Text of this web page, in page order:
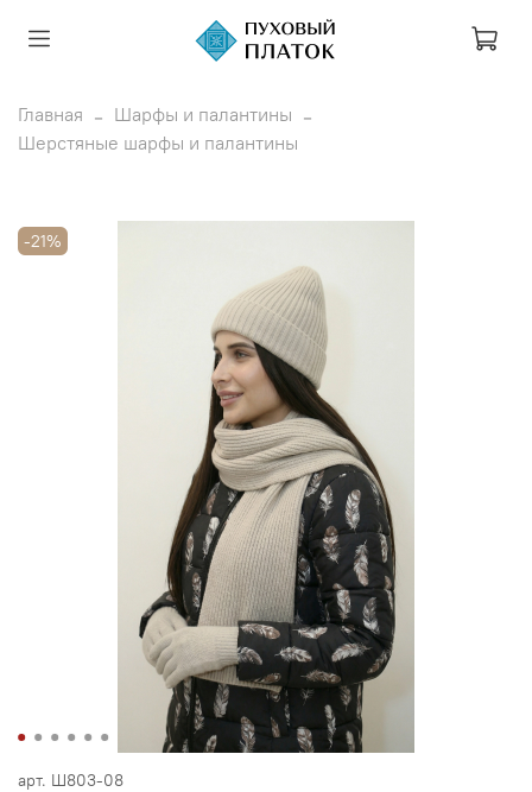
Главная
Шарфы и палантины
Шерстяные шарфы и палантины
-21%
арт. Ш803-08